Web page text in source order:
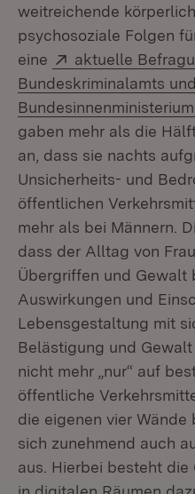
weitreichende
psychosoziale Folgen
eine
Extern:
aktuelle
Bundeskriminalamts
gaben mehr als die
an, dass sie nachts
Unsicherheits- und
öffentlichen
mehr als bei Männern.
dass der Alltag von
Übergriffen und Gewalt
Auswirkungen und
Lebensgestaltung mit
Belästigung und
nicht mehr „nur“ auf
öffentliche
die eigenen vier
sich zunehmend auch
aus. Hierbei besteht